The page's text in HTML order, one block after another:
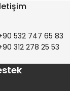
532 747 65 83
312 278 25 53